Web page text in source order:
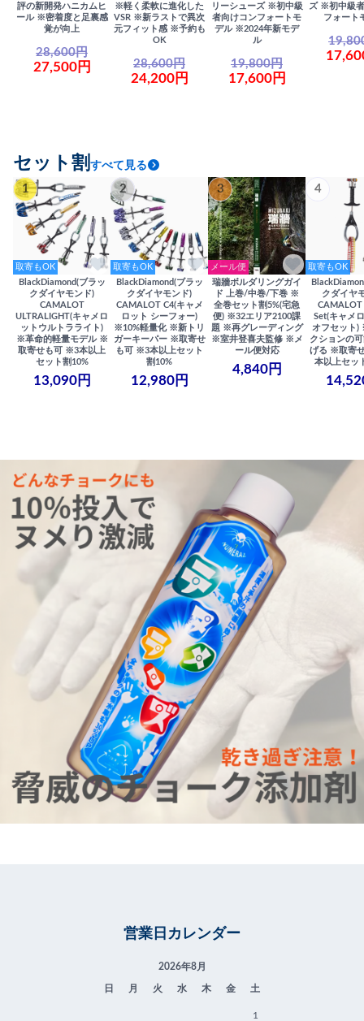
評の新開発ハニカムヒ
ール ※密着度と足裏感
覚が向上
28,600円
27,500円
※軽く柔軟に進化した
VSR ※新ラストで異次
元フィット感 ※予約も
OK
28,600円
24,200円
リーシューズ ※初中級
者向けコンフォートモ
デル ※2024年新モデ
ル
19,800円
17,600円
ズ ※初中級
フォート
セット割 すべて見る
1
取寄もOK
BlackDiamond(ブラッ
クダイヤモンド)
CAMALOT
ULTRALIGHT(キャメロ
ットウルトラライト)
※革命的軽量モデル ※
取寄せも可 ※3本以上
セット割10%
13,090円
2
取寄もOK
BlackDiamond(ブラッ
クダイヤモンド)
CAMALOT C4(キャメ
ロット シーフォー)
※10%軽量化 ※新トリ
ガーキーパー ※取寄せ
も可 ※3本以上セット
割10%
12,980円
3
メール便
瑞牆ボルダリングガイ
ド 上巻/中巻/下巻 ※
全巻セット割5%(宅急
便) ※32エリア2100課
題 ※再グレーディング
※室井登喜夫監修 ※メ
ール便対応
4,840円
4
取寄もOK
クダイヤ
Set(キャメ
オフセット)
クションの
げる ※取寄
本以上セッ
営業日カレンダー
2026年8月
日 月 火 水 木 金 土
1